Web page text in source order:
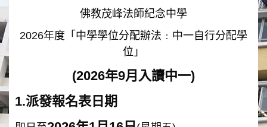
佛教茂峰法師紀念中學
2026年度「中學學位分配辦法﹕中一自行分配學
位」
(2026年9月入讀中一)
1.派發報名表日期